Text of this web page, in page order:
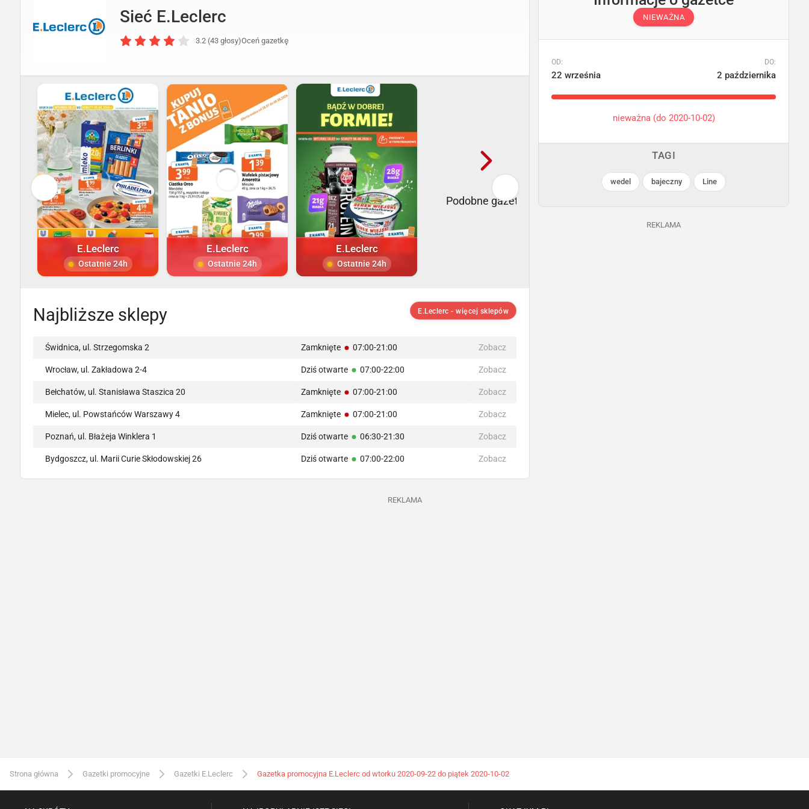
Sieć E.Leclerc
3.2 (43 głosy)Oceń gazetkę
E.Leclerc
Ostatnie 24h
E.Leclerc
Ostatnie 24h
E.Leclerc
Ostatnie 24h
Podobne gazetki
Najbliższe sklepy E.Leclerc - więcej sklepów
Świdnica, ul. Strzegomska 2 Zamknięte 07:00-21:00 Zobacz
Wrocław, ul. Zakładowa 2-4 Dziś otwarte 07:00-22:00 Zobacz
Bełchatów, ul. Stanisława Staszica 20 Zamknięte 07:00-21:00 Zobacz
Mielec, ul. Powstańców Warszawy 4 Zamknięte 07:00-21:00 Zobacz
Poznań, ul. Błażeja Winklera 1 Dziś otwarte 06:30-21:30 Zobacz
Bydgoszcz, ul. Marii Curie Skłodowskiej 26 Dziś otwarte 07:00-22:00 Zobacz
NIEWAŻNA
OD:
22 września
DO:
2 października
nieważna (do 2020-10-02)
TAGI
wedel bajeczny Line
REKLAMA
REKLAMA
Strona główna Gazetki promocyjne Gazetki E.Leclerc Gazetka promocyjna E.Leclerc od wtorku 2020-09-22 do piątek 2020-10-02